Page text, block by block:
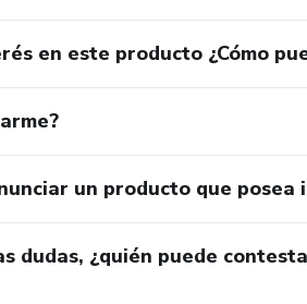
en este producto ¿Cómo
un producto que posea
dudas, ¿quién puede